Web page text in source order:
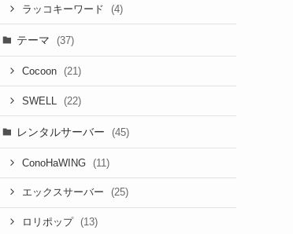
ラッコキーワード (4)
テーマ (37)
Cocoon (21)
SWELL (22)
レンタルサーバー (45)
ConoHaWING (11)
エックスサーバー (25)
ロリポップ (13)